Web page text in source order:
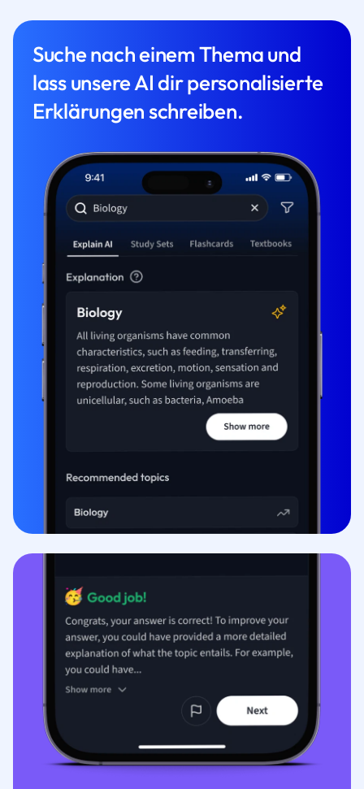
Suche nach einem Thema und
lass unsere AI dir personalisierte
Erklärungen schreiben.